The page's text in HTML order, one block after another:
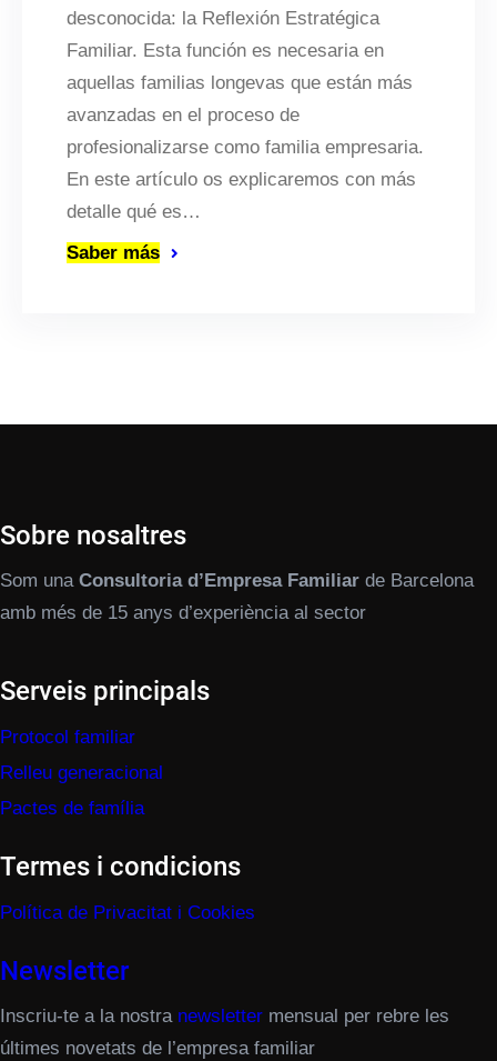
desconocida: la Reflexión Estratégica
Familiar. Esta función es necesaria en
aquellas familias longevas que están más
avanzadas en el proceso de
profesionalizarse como familia empresaria.
En este artículo os explicaremos con más
detalle qué es…
Saber más
Sobre nosaltres
Som una Consultoria d’Empresa Familiar de Barcelona
amb més de 15 anys d’experiència al sector
Serveis principals
Protocol familiar
Relleu generacional
Pactes de família
Termes i condicions
Política de Privacitat i Cookies
Newsletter
Inscriu-te a la nostra newsletter mensual per rebre les
últimes novetats de l’empresa familiar